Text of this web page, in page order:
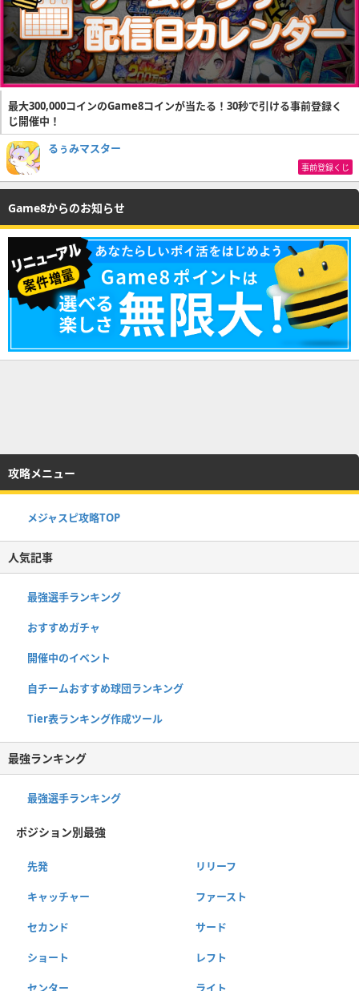
最大300,000コインのGame8コインが当たる！30秒で引ける事前登録く
じ開催中！
るぅみマスター
事前登録くじ
Game8からのお知らせ
攻略メニュー
メジャスピ攻略TOP
人気記事
最強選手ランキング
おすすめガチャ
開催中のイベント
自チームおすすめ球団ランキング
Tier表ランキング作成ツール
最強ランキング
最強選手ランキング
ポジション別最強
先発 リリーフ
キャッチャー ファースト
セカンド サード
ショート レフト
センター ライト